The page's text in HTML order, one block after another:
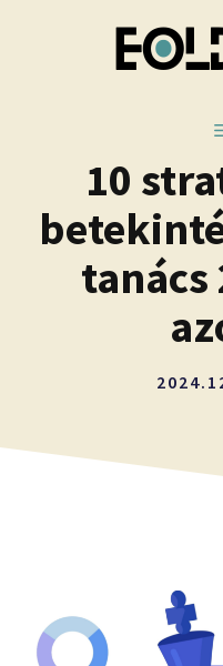
10
tanács